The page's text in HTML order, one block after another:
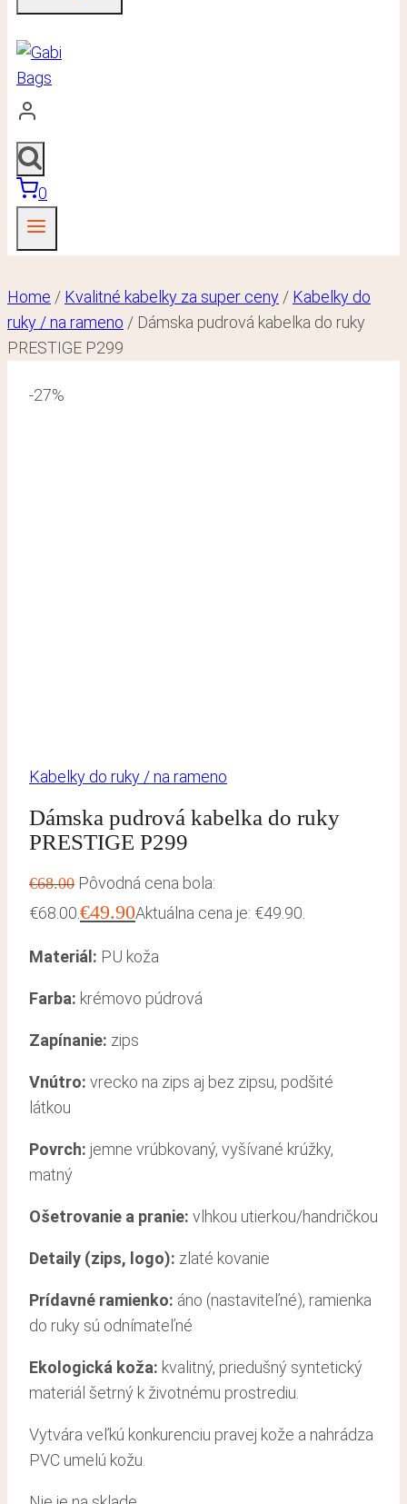
0
Home / Kvalitné kabelky za super ceny / Kabelky do
ruky / na rameno / Dámska pudrová kabelka do ruky
PRESTIGE P299
-27%
Kabelky do ruky / na rameno
Dámska pudrová kabelka do ruky
PRESTIGE P299
€68.00 Pôvodná cena bola:
€68.00.€49.90Aktuálna cena je: €49.90.
Materiál: PU koža
Farba: krémovo púdrová
Zapínanie: zips
Vnútro: vrecko na zips aj bez zipsu, podšité
látkou
Povrch: jemne vrúbkovaný, vyšívané krúžky,
matný
Ošetrovanie a pranie: vlhkou utierkou/handričkou
Detaily (zips, logo): zlaté kovanie
Prídavné ramienko: áno (nastaviteľné), ramienka
do ruky sú odnímateľné
Ekologická koža: kvalitný, priedušný syntetický
materiál šetrný k životnému prostrediu.
Vytvára veľkú konkurenciu pravej kože a nahrádza
PVC umelú kožu.